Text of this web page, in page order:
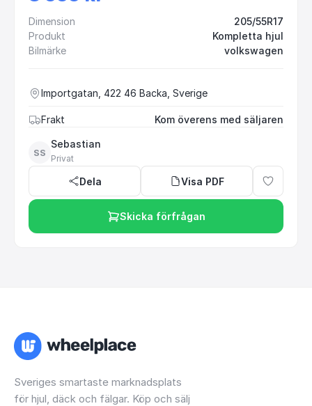
Dimension
205/55R17
Produkt
Kompletta hjul
Bilmärke
volkswagen
Importgatan, 422 46 Backa, Sverige
Frakt Kom överens med säljaren
SS
Sebastian
Privat
Dela Visa PDF
Skicka förfrågan
Sveriges smartaste marknadsplats
för hjul, däck och fälgar. Köp och sälj